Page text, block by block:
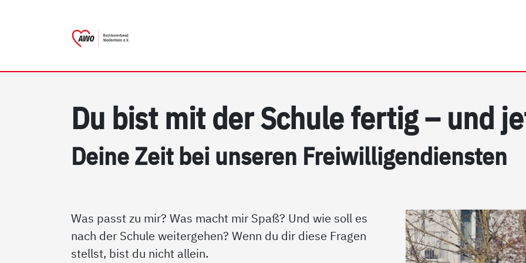
Du bist mit der Schu­le fer­tig – und
Dei­ne Zeit bei un­se­ren Frei­wil­li­gen­di­ens­ten
Was passt zu mir? Was macht mir Spaß? Und wie soll es
nach der Schule weitergehen? Wenn du dir diese Fragen
stellst, bist du nicht allein.